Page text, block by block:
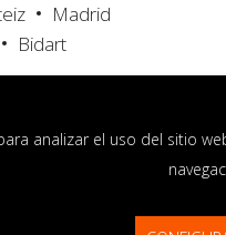
Madrid
Bidart
Portal de
analizar el uso del sitio